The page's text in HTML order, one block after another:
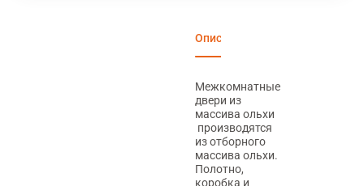
Описание
Межкомнатные
двери из
массива ольхи
производятся
из отборного
массива ольхи.
Полотно,
коробка и